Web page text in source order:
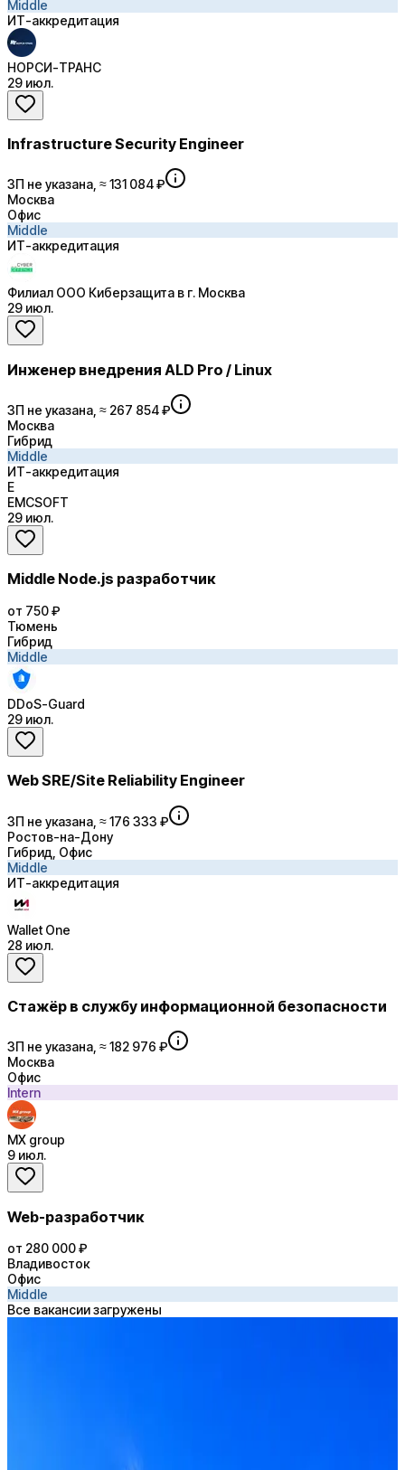
Middle
ИТ-аккредитация
НОРСИ-ТРАНС
29 июл.
Infrastructure Security Engineer
ЗП не указана, ≈ 131 084 ₽
Москва
Офис
Middle
ИТ-аккредитация
Филиал ООО Киберзащита в г. Москва
29 июл.
Инженер внедрения ALD Pro / Linux
ЗП не указана, ≈ 267 854 ₽
Москва
Гибрид
Middle
ИТ-аккредитация
E
EMCSOFT
29 июл.
Middle Node.js разработчик
от 750 ₽
Тюмень
Гибрид
Middle
DDoS-Guard
29 июл.
Web SRE/Site Reliability Engineer
ЗП не указана, ≈ 176 333 ₽
Ростов-на-Дону
Гибрид, Офис
Middle
ИТ-аккредитация
Wallet One
28 июл.
Стажёр в службу информационной безопасности
ЗП не указана, ≈ 182 976 ₽
Москва
Офис
Intern
MX group
9 июл.
Web-разработчик
от 280 000 ₽
Владивосток
Офис
Middle
Все вакансии загружены